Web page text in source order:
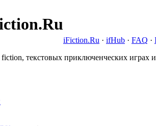
iFiction.Ru · ifHub · FAQ ·
текстовых приключенческих играх